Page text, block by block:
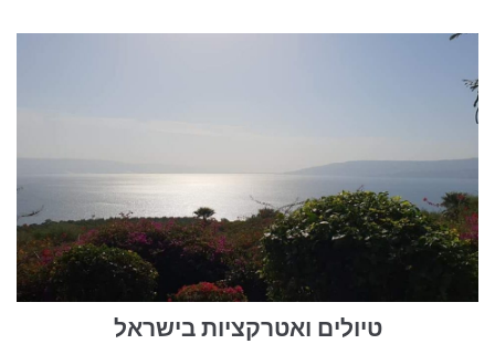
טיולים ואטרקציות בישראל